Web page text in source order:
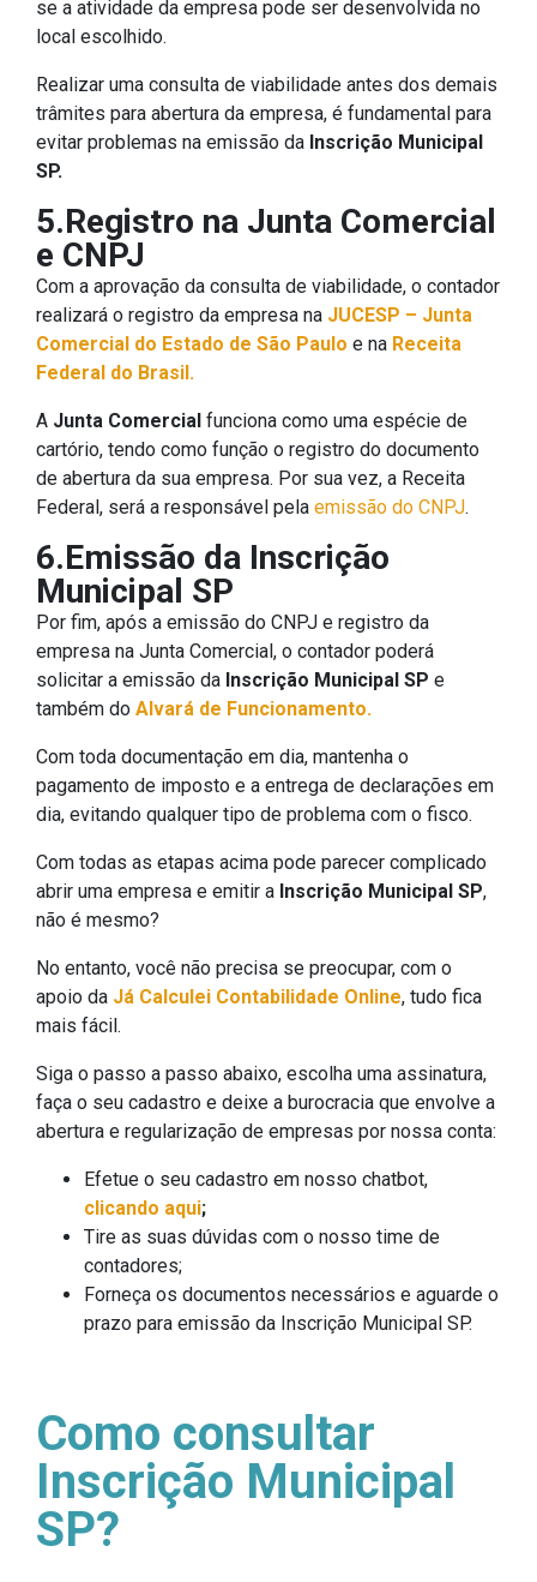
se a atividade da empresa pode ser desenvolvida no
local escolhido.
Realizar uma consulta de viabilidade antes dos demais
trâmites para abertura da empresa, é fundamental para
evitar problemas na emissão da Inscrição Municipal
SP.
5.Registro na Junta Comercial
e CNPJ
Com a aprovação da consulta de viabilidade, o contador
realizará o registro da empresa na JUCESP – Junta
Comercial do Estado de São Paulo e na Receita
Federal do Brasil.
A Junta Comercial funciona como uma espécie de
cartório, tendo como função o registro do documento
de abertura da sua empresa. Por sua vez, a Receita
Federal, será a responsável pela emissão do CNPJ.
6.Emissão da Inscrição
Municipal SP
Por fim, após a emissão do CNPJ e registro da
empresa na Junta Comercial, o contador poderá
solicitar a emissão da Inscrição Municipal SP e
também do Alvará de Funcionamento.
Com toda documentação em dia, mantenha o
pagamento de imposto e a entrega de declarações em
dia, evitando qualquer tipo de problema com o fisco.
Com todas as etapas acima pode parecer complicado
abrir uma empresa e emitir a Inscrição Municipal SP,
não é mesmo?
No entanto, você não precisa se preocupar, com o
apoio da Já Calculei Contabilidade Online, tudo fica
mais fácil.
Siga o passo a passo abaixo, escolha uma assinatura,
faça o seu cadastro e deixe a burocracia que envolve a
abertura e regularização de empresas por nossa conta:
Efetue o seu cadastro em nosso chatbot,
clicando aqui;
Tire as suas dúvidas com o nosso time de
contadores;
Forneça os documentos necessários e aguarde o
prazo para emissão da Inscrição Municipal SP.
Como consultar
Inscrição Municipal
SP?